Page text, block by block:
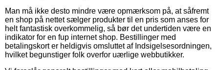
Man må ikke desto mindre være opmærksom på, at såfremt
en shop på nettet sælger produkter til en pris som anses for
helt fantastisk overkommelig, så bør det undertiden være en
indikator for en fup internet shop. Bestillinger med
betalingskort er heldigvis omsluttet af Indsigelsesordningen,
hvilket begunstiger folk overfor uærlige webbutikker.